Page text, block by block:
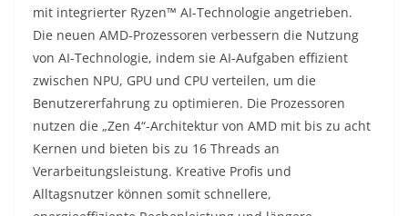
mit integrierter Ryzen™ AI-Technologie angetrieben.
Die neuen AMD-Prozessoren verbessern die Nutzung
von AI-Technologie, indem sie AI-Aufgaben effizient
zwischen NPU, GPU und CPU verteilen, um die
Benutzererfahrung zu optimieren. Die Prozessoren
nutzen die „Zen 4“-Architektur von AMD mit bis zu acht
Kernen und bieten bis zu 16 Threads an
Verarbeitungsleistung. Kreative Profis und
Alltagsnutzer können somit schnellere,